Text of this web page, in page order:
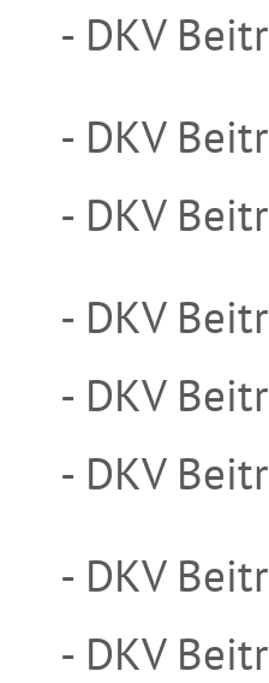
- DKV
- DKV
- DKV
- DKV
- DKV
- DKV
- DKV
- DKV